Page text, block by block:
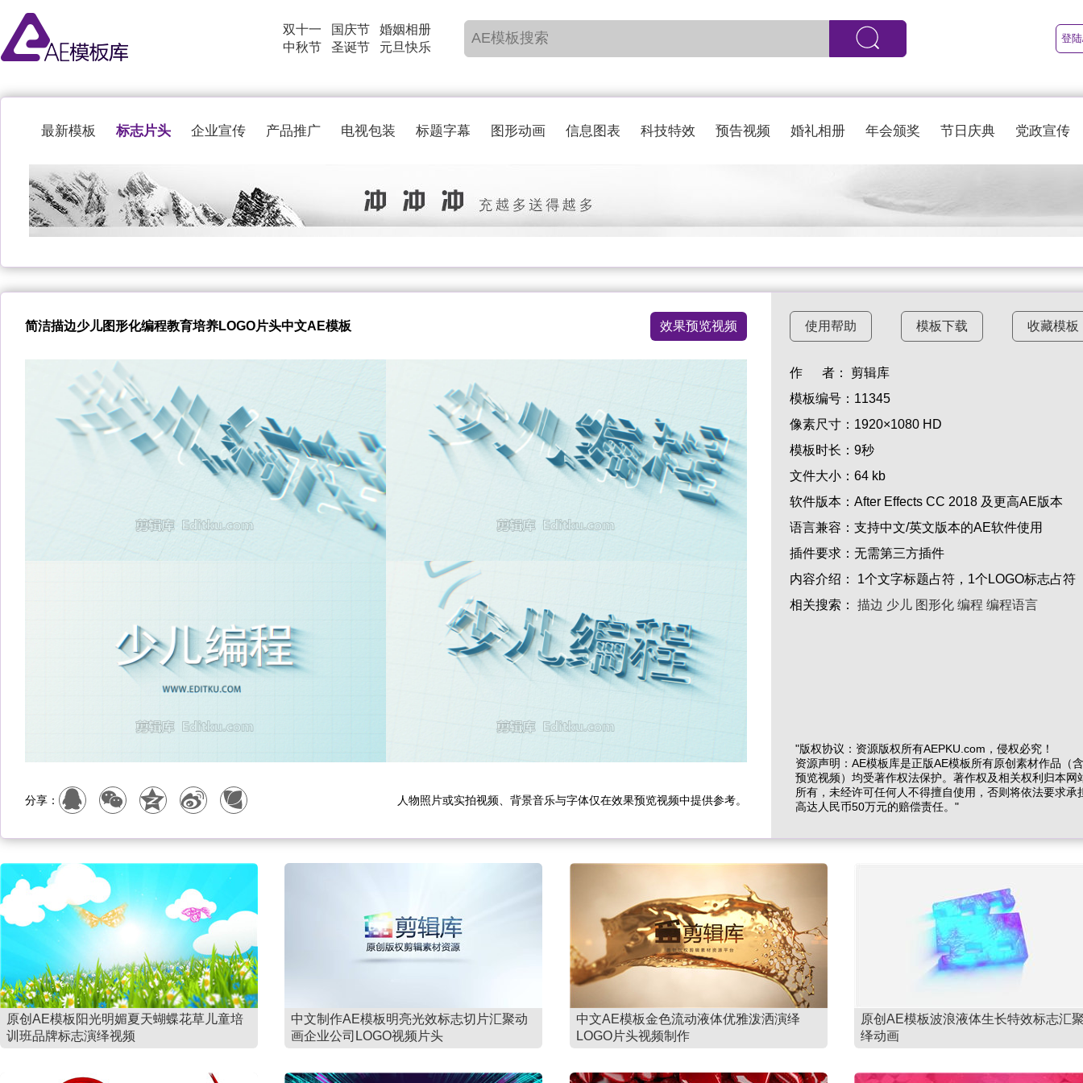
双十一
中秋节
国庆节
圣诞节
婚姻相册
元旦快乐
登
最新模板 标志片头 企业宣传 产品推广 电视包装 标题字幕 图形动画 信息图表 科技特效 预告视频 婚礼相册 年会颁奖 节日庆典 党政宣传
简洁描边少儿图形化编程教育培养LOGO片头中文AE模板 效果预览视频
分享： 人物照片或实拍视频、背景音乐与字体仅在效果预览视频中提供参考。
使用帮助 模板下载 收藏模板
作 者：
剪辑库
模板编号： 11345
像素尺寸： 1920×1080 HD
模板时长： 9秒
文件大小： 64 kb
软件版本： After Effects CC 2018 及更高AE版本
语言兼容： 支持中文/英文版本的AE软件使用
插件要求： 无需第三方插件
内容介绍：
1个文字标题占符，1个LOGO标志占符
相关搜索： 描边 少儿 图形化 编程 编程语言
"版权协议：资源版权所有AEPKU.com，侵权必究！
资源声明：AE模板库是正版AE模板所有原创素材作品（含
预览视频）均受著作权法保护。著作权及相关权利归本网
所有，未经许可任何人不得擅自使用，否则将依法要求承
高达人民币50万元的赔偿责任。"
原创AE模板阳光明媚夏天蝴蝶花草儿童培
训班品牌标志演绎视频
中文制作AE模板明亮光效标志切片汇聚动
画企业公司LOGO视频片头
中文AE模板金色流动液体优雅泼洒演绎
LOGO片头视频制作
原创AE模板波浪液体生长特效标志汇
绎动画